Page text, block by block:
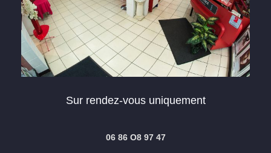
Sur rendez-vous uniquement
06 86 O8 97 47